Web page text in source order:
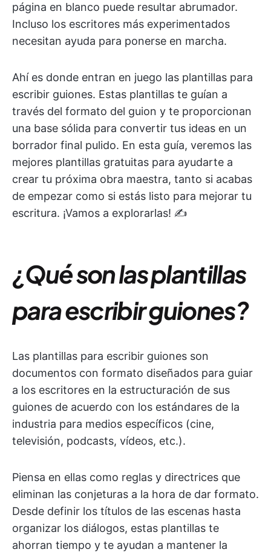
página en blanco puede resultar abrumador.
Incluso los escritores más experimentados
necesitan ayuda para ponerse en marcha.
Ahí es donde entran en juego las plantillas para
escribir guiones. Estas plantillas te guían a
través del formato del guion y te proporcionan
una base sólida para convertir tus ideas en un
borrador final pulido. En esta guía, veremos las
mejores plantillas gratuitas para ayudarte a
crear tu próxima obra maestra, tanto si acabas
de empezar como si estás listo para mejorar tu
escritura. ¡Vamos a explorarlas! ✍️
¿Qué son las plantillas
para escribir guiones?
Las plantillas para escribir guiones son
documentos con formato diseñados para guiar
a los escritores en la estructuración de sus
guiones de acuerdo con los estándares de la
industria para medios específicos (cine,
televisión, podcasts, vídeos, etc.).
Piensa en ellas como reglas y directrices que
eliminan las conjeturas a la hora de dar formato.
Desde definir los títulos de las escenas hasta
organizar los diálogos, estas plantillas te
ahorran tiempo y te ayudan a mantener la